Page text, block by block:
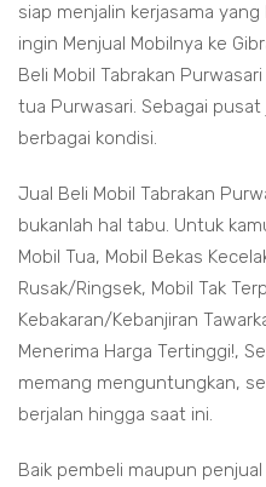
siap menjalin kerjasama
ingin Menjual Mobilnya ke
Beli Mobil Tabrakan
tua Purwasari. Sebagai
berbagai kondisi.
Jual Beli Mobil Tabrakan
bukanlah hal tabu. Untuk
Mobil Tua, Mobil Bekas
Rusak/Ringsek, Mobil Tak
Kebakaran/Kebanjiran
Menerima Harga Tertinggi!,
memang menguntungkan,
berjalan hingga saat ini.
Baik pembeli maupun